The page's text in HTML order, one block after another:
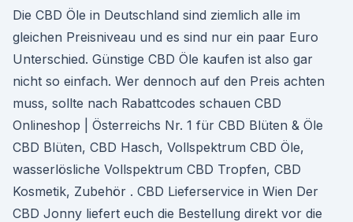
Die CBD Öle in Deutschland sind ziemlich alle im
gleichen Preisniveau und es sind nur ein paar Euro
Unterschied. Günstige CBD Öle kaufen ist also gar
nicht so einfach. Wer dennoch auf den Preis achten
muss, sollte nach Rabattcodes schauen CBD
Onlineshop | Österreichs Nr. 1 für CBD Blüten & Öle
CBD Blüten, CBD Hasch, Vollspektrum CBD Öle,
wasserlösliche Vollspektrum CBD Tropfen, CBD
Kosmetik, Zubehör . CBD Lieferservice in Wien Der
CBD Jonny liefert euch die Bestellung direkt vor die